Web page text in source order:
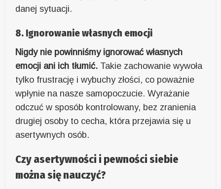
danej sytuacji.
8. Ignorowanie własnych emocji
Nigdy nie powinniśmy ignorować własnych
emocji ani ich tłumić. Takie zachowanie wywoła
tylko frustrację i wybuchy złości, co poważnie
wpłynie na nasze samopoczucie. Wyrażanie
odczuć w sposób kontrolowany, bez zranienia
drugiej osoby to cecha, która przejawia się u
asertywnych osób.
Czy asertywności i pewności siebie
można się nauczyć?